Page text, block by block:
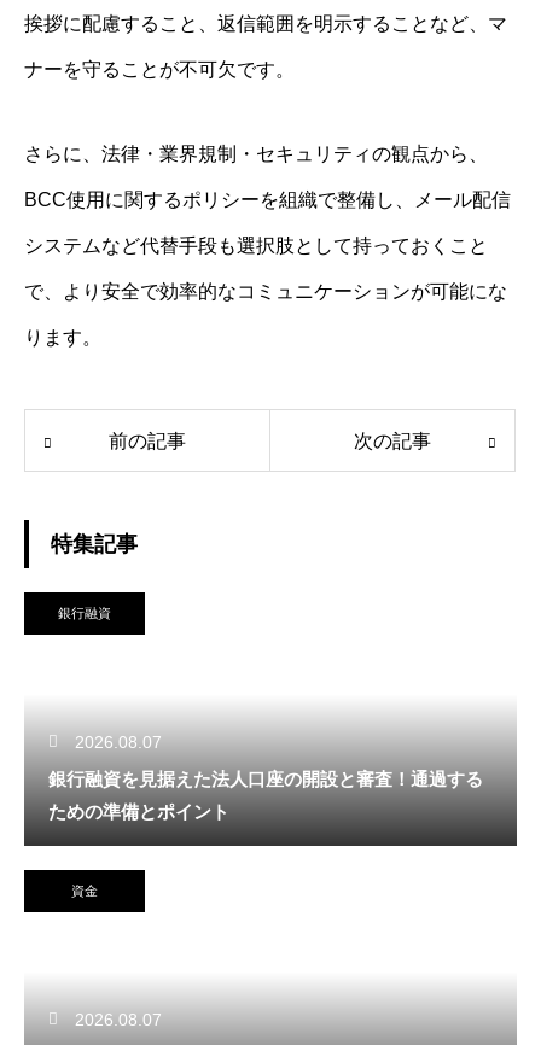
挨拶に配慮すること、返信範囲を明示することなど、マ
ナーを守ることが不可欠です。
さらに、法律・業界規制・セキュリティの観点から、
BCC使用に関するポリシーを組織で整備し、メール配信
システムなど代替手段も選択肢として持っておくこと
で、より安全で効率的なコミュニケーションが可能にな
ります。
前の記事 次の記事
特集記事
銀行融資
2026.08.07
銀行融資を見据えた法人口座の開設と審査！通過する
ための準備とポイント
資金
2026.08.07